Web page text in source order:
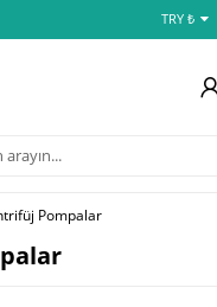
İptal ve İade Şartları
TRY ₺
Pompalar